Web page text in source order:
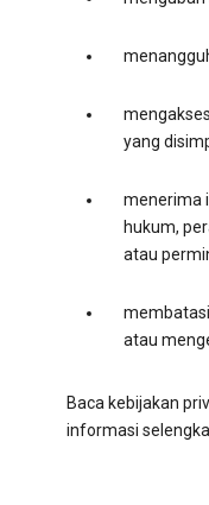
yang
menerima
hukum,
atau
atau
Baca kebijakan
informasi